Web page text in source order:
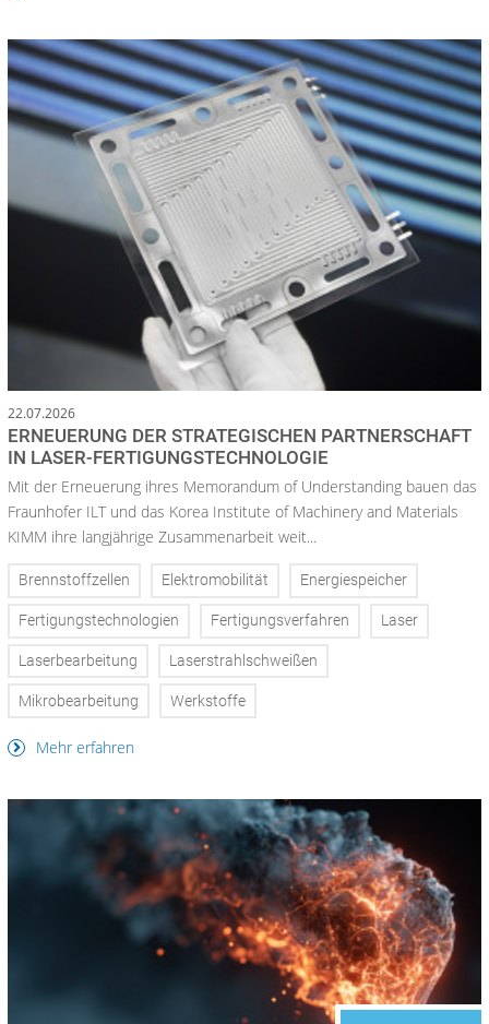
22.07.2026
ERNEUERUNG DER STRATEGISCHEN PARTNERSCHAFT
IN LASER-FERTIGUNGSTECHNOLOGIE
Mit der Erneuerung ihres Memorandum of Understanding bauen das
Fraunhofer ILT und das Korea Institute of Machinery and Materials
KIMM ihre langjährige Zusammenarbeit weit...
Brennstoffzellen Elektromobilität Energiespeicher
Fertigungstechnologien Fertigungsverfahren Laser
Laserbearbeitung Laserstrahlschweißen
Mikrobearbeitung Werkstoffe
Mehr erfahren